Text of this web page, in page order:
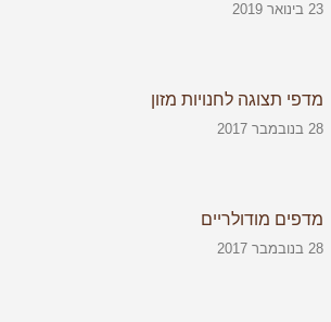
23 בינואר 2019
מדפי תצוגה לחנויות מזון
28 בנובמבר 2017
מדפים מודולריים
28 בנובמבר 2017